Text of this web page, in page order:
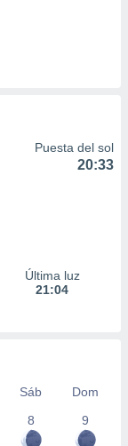
Puesta del sol
20:33
Última luz
21:04
Sáb
Dom
8 9